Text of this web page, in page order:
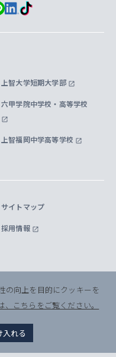
究科
ーションセンター
センター
援新制度
金
デンティティ
生歌
パスでの撮影について
の情報公表
上智大学短期大学部
六甲学院中学校・高等学校
上智福岡中学高等学校
サイトマップ
採用情報
Reserved.
の向上を目的にクッキーを
こちらをご覧ください。
入れる